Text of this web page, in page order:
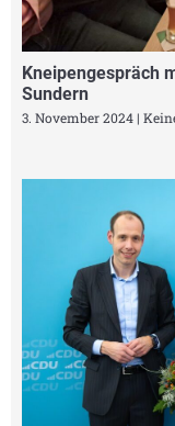
Kneipengespräch
Sundern
3. November 2024